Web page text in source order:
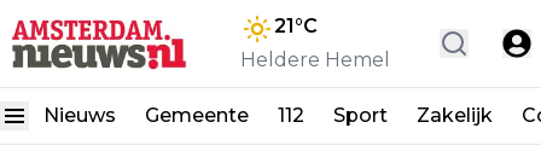
21°C
Heldere Hemel
Nieuws Gemeente 112 Sport Zakelijk